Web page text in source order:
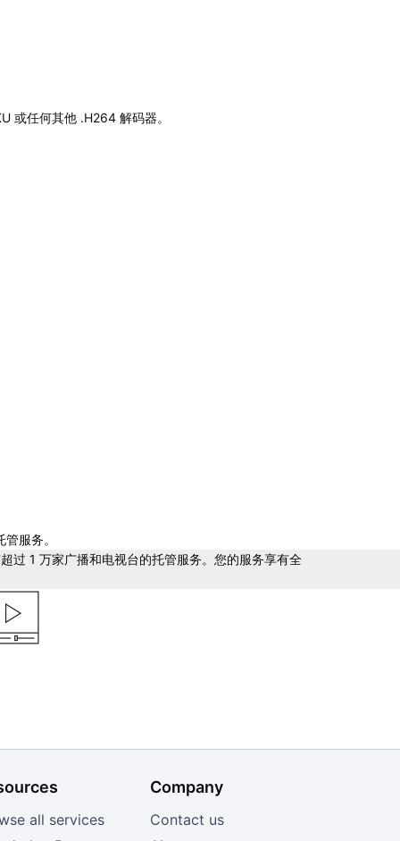
或任何其他 .H264 解码器。
服务。
过 1 万家广播和电视台的托管服务。您的服务享有全
all services
Company
Contact us